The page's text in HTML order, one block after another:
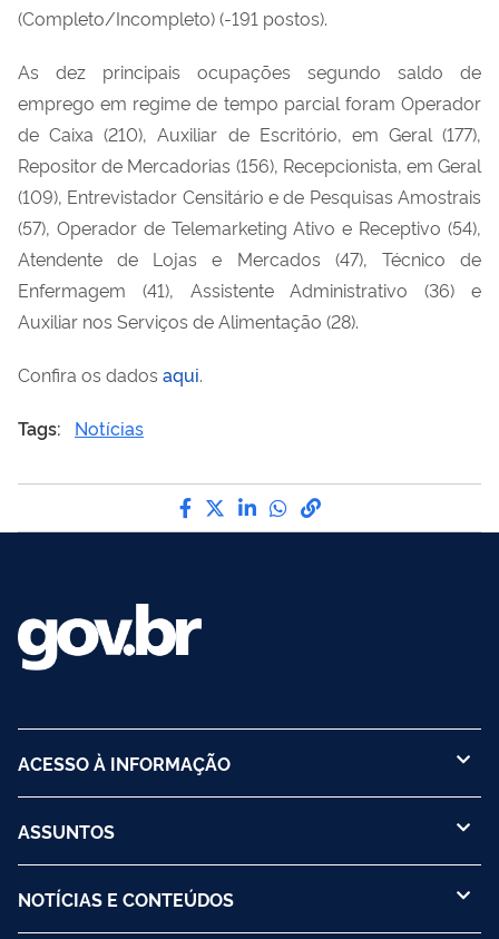
(Completo/Incompleto) (-191 postos).
As dez principais ocupações segundo saldo de
emprego em regime de tempo parcial foram Operador
de Caixa (210), Auxiliar de Escritório, em Geral (177),
Repositor de Mercadorias (156), Recepcionista, em Geral
(109), Entrevistador Censitário e de Pesquisas Amostrais
(57), Operador de Telemarketing Ativo e Receptivo (54),
Atendente de Lojas e Mercados (47), Técnico de
Enfermagem (41), Assistente Administrativo (36) e
Auxiliar nos Serviços de Alimentação (28).
Confira os dados aqui.
Tags: Notícias
Compartilhe por Facebook
Compartilhe por Twitter
Compartilhe por
Compartilhe por
link para Copiar
ACESSO À INFORMAÇÃO
ASSUNTOS
NOTÍCIAS E CONTEÚDOS